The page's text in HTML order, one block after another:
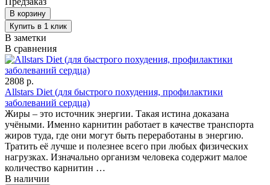
В заметки
В сравнения
2808 р.
Allstars Diet (для быстрого похудения, профилактики
заболеваний сердца)
Жиры – это источник энергии. Такая истина доказана
учёными. Именно карнитин работает в качестве транспорта
жиров туда, где они могут быть переработаны в энергию.
Тратить её лучше и полезнее всего при любых физических
нагрузках. Изначально организм человека содержит малое
количество карнитин …
В наличии